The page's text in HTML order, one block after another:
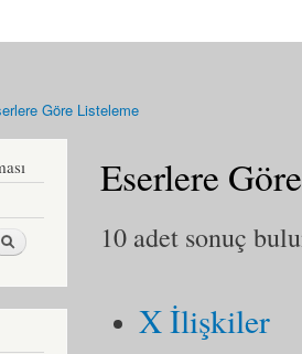
Göre Listeleme
Eserlere
10 adet sonuç
X İlişkiler